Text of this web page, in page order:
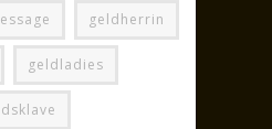
geldherrin
geldladies